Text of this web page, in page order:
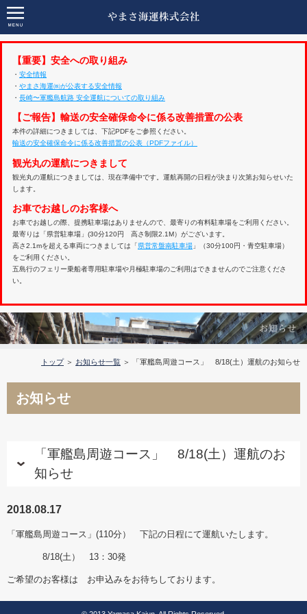
【重要】安全への取り組み
・ 安全情報
・ やまさ海運㈱が公表する安全情報
・ 長崎〜軍艦島航路 安全運航についての取り組み
【ご報告】輸送の安全確保命令に係る改善措置の公表
本件の詳細につきましては、下記PDFをご参照ください。
輸送の安全確保命令に係る改善措置の公表（PDFファイル）
観光丸の運航につきまして
観光丸の運航につきましては、現在準備中です。運航再開の日程が決まり次第お知らせいた
します。
お車でお越しのお客様へ
お車でお越しの際、提携駐車場はありませんので、最寄りの有料駐車場をご利用ください。
最寄りは「県営駐車場」(30分120円 高さ制限2.1M）がございます。
高さ2.1mを超える車両につきましては「県営常盤南駐車場 」（30分100円・青空駐車場）
をご利用ください。
五島行のフェリー乗船者専用駐車場や月極駐車場のご利用はできませんのでご注意くださ
い。
トップ＞ お知らせ一覧 ＞ 「軍艦島周遊コース」 8/18(土）運航のお知らせ
お知らせ
「軍艦島周遊コース」 8/18(土）運航のお
知らせ
2018.08.17
「軍艦島周遊コース」(110分） 下記の日程にて運航いたします。
8/18(土） 13：30発
ご希望のお客様は お申込みをお待ちしております。